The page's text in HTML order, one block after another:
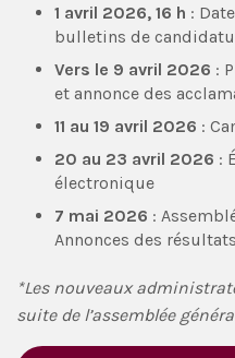
1 avril 2026, 16 h :
bulletins de
Vers le 9 avril 2026 :
et annonce des
11 au 19 avril 2026 :
20 au 23 avril 2026 :
électronique
7 mai 2026 :
Annonces des
*Les nouveaux
suite de l’assemblée